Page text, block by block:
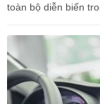
toàn bộ diễn biến